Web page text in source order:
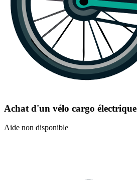
Achat d'un vélo cargo électrique
Aide non disponible